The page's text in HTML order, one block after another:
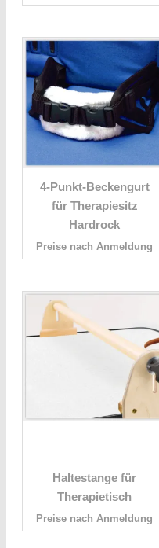
4-Punkt-Beckengurt
für Therapiesitz
Hardrock
Preise nach Anmeldung
Haltestange für
Therapietisch
Preise nach Anmeldung